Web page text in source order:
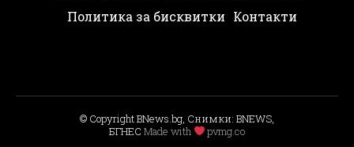
Политика за бисквитки Контакти
© Copyright BNews.bg, Снимки: BNEWS,
БГНЕС Мade with pvmg.co